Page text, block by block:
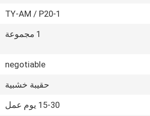
TY-AM / P20-1
1 مجموعة
negotiable
حقيبة خشبية
15-30 يوم عمل